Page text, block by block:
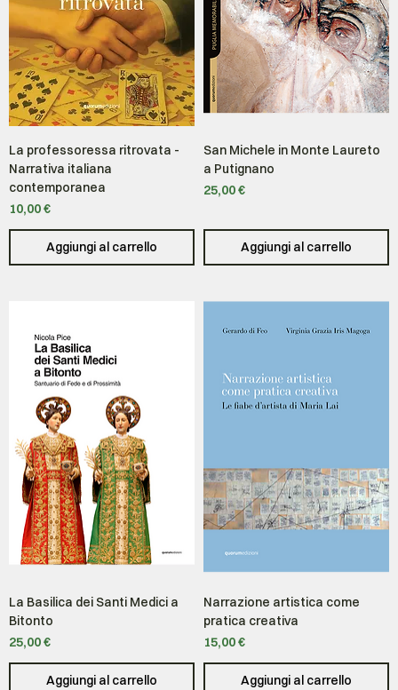
La professoressa ritrovata -
Narrativa italiana
contemporanea
Prezzo
10,00 €
Aggiungi al carrello
San Michele in Monte Laureto
a Putignano
Prezzo
25,00 €
Aggiungi al carrello
La Basilica dei Santi Medici a
Bitonto
Prezzo
25,00 €
Aggiungi al carrello
Narrazione artistica come
pratica creativa
Prezzo
15,00 €
Aggiungi al carrello